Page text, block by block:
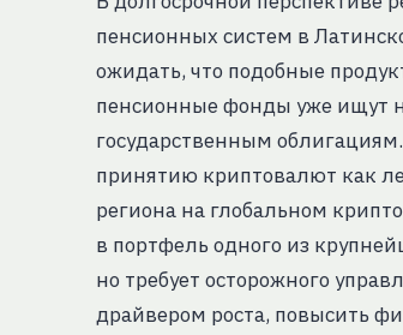
пенсионных систем в
ожидать, что подобные
пенсионные фонды уже ищут
государственным
принятию криптовалют как
региона на глобальном
в портфель одного из
но требует осторожного
драйвером роста, повысить